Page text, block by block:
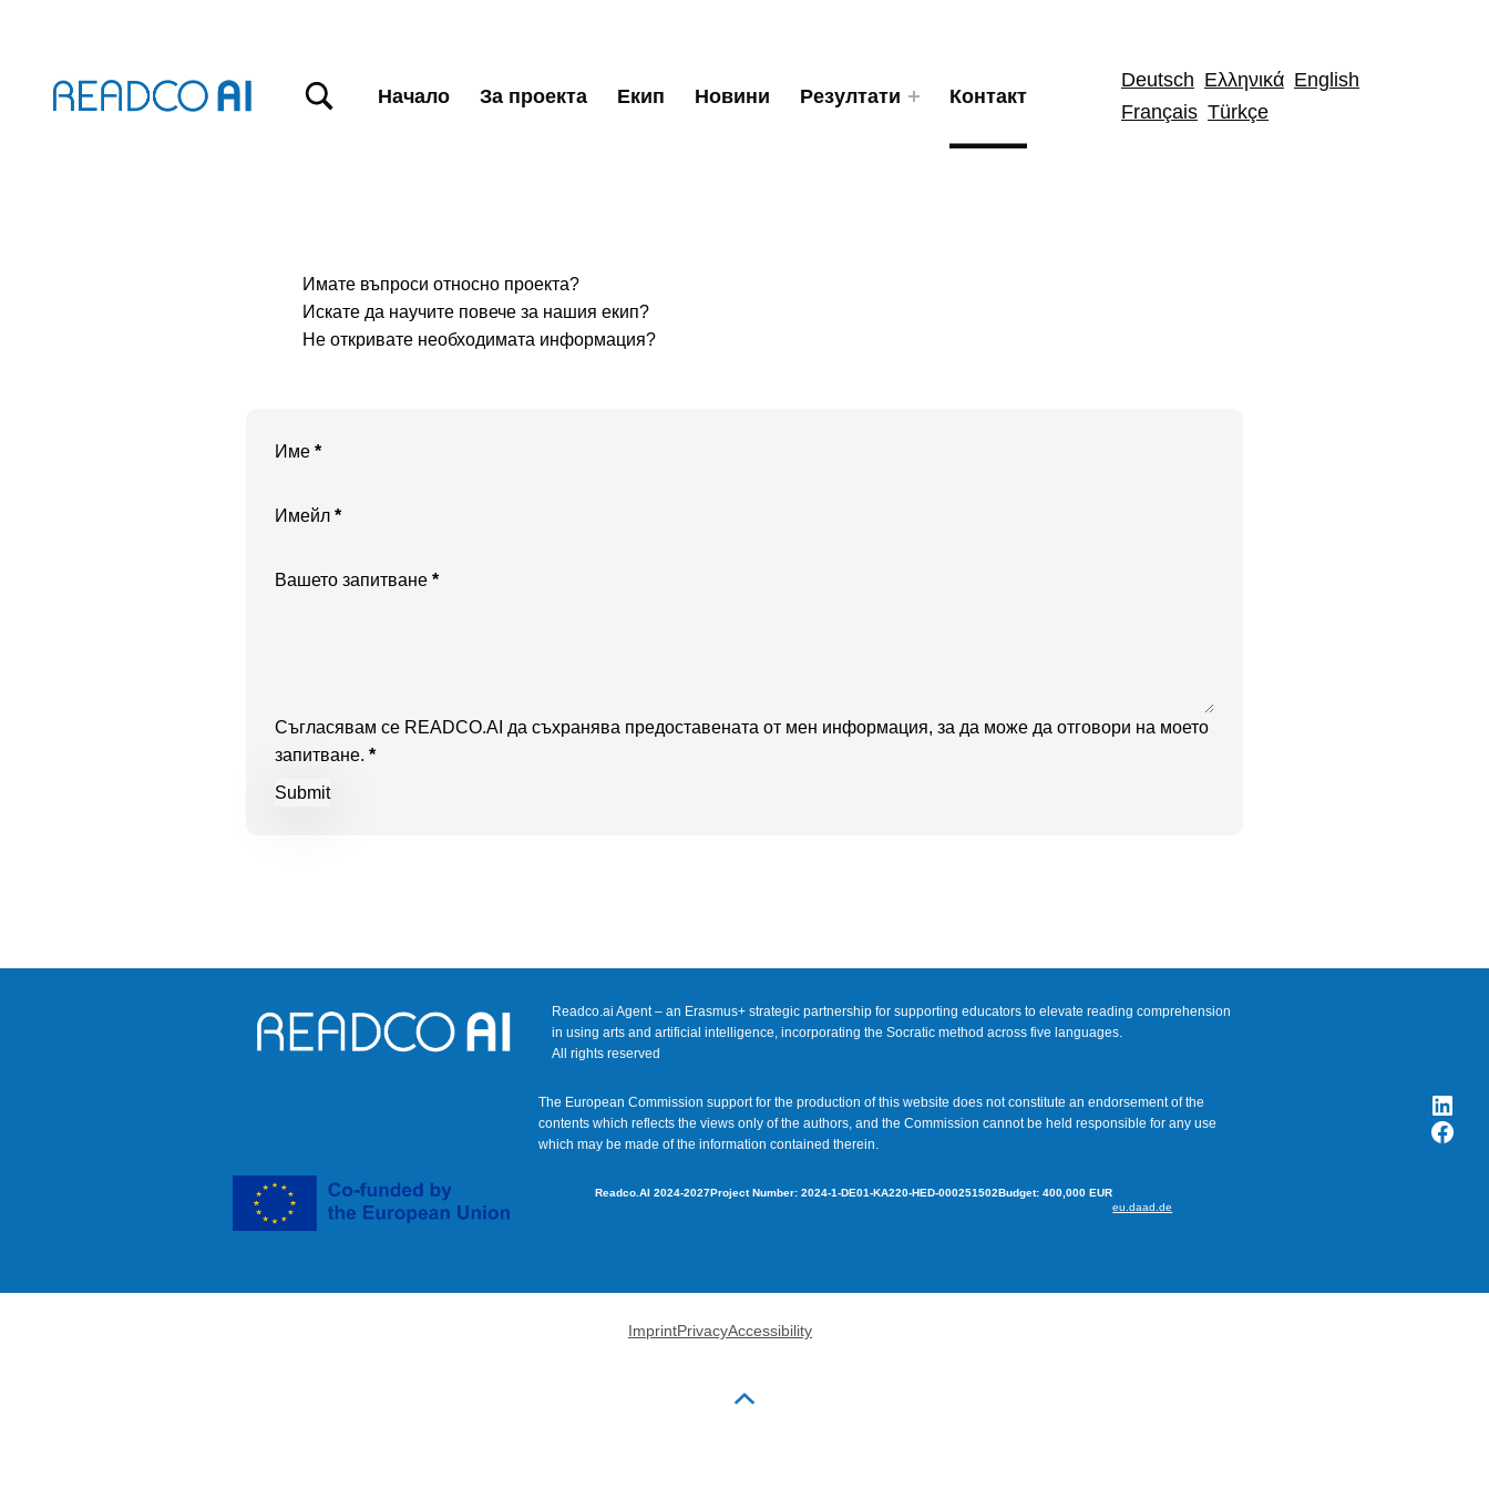
Начало За проекта Екип Новини Резултати Контакт
Deutsch Ελληνικά English
Français Türkçe
Имате въпроси относно проекта?
Искате да научите повече за нашия екип?
Не откривате необходимата информация?
Име *
Имейл *
Вашето запитване *
Съгласявам се READCO.AI да съхранява предоставената от мен информация, за да може да отговори на моето
запитване. *
Submit
Readco.ai Agent – an Erasmus+ strategic partnership for supporting educators to elevate reading comprehension
in using arts and artificial intelligence, incorporating the Socratic method across five languages.
All rights reserved
The European Commission support for the production of this website does not constitute an endorsement of the
contents which reflects the views only of the authors, and the Commission cannot be held responsible for any use
which may be made of the information contained therein.
Readco.AI 2024-2027Project Number: 2024-1-DE01-KA220-HED-000251502Budget: 400,000 EUR
eu.daad.de
ImprintPrivacyAccessibility